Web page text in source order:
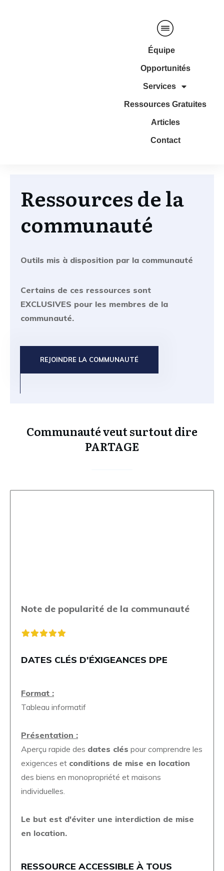
Équipe
Opportunités
Services
Ressources Gratuites
Articles
Contact
Ressources de la
communauté
Outils mis à disposition par la communauté
Certains de ces ressources sont
EXCLUSIVES pour les membres de la
communauté.
REJOINDRE LA COMMUNAUTÉ
Communauté veut surtout dire
PARTAGE
Note de popularité de la communauté
DATES CLÉS D'ÉXIGEANCES DPE
Format :
Tableau informatif
Présentation :
Aperçu rapide des dates clés pour comprendre les
exigences et conditions de mise en location
des biens en monopropriété et maisons
individuelles.
Le but est d'éviter une interdiction de mise
en location.
RESSOURCE ACCESSIBLE À TOUS